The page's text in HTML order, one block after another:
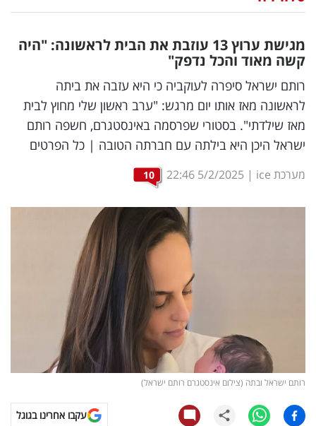
דיגיטל
וטק
שיווק
ופרסום
משפט
מדדים
קריפטו
ויראלי
טלוויזיה
מגישת ערוץ 13 עוזבת את הבית לראשונה: "היה
קשה מאוד והכל נדפק"
רותם ישראל סיפרה לעוקביה כי היא עזבה את ביתה
לראשונה מאז אותו יום מרגש: "ערב ראשון שלי מחוץ לבית
מאז שילדתי". בסטורי שפרסמה באינסטגרם, חשפה רותם
ישראל היכן היא בילתה עם חברתה הטובה | כל הפרטים
מערכת ice |
5/2/2025
22:46
10
רותם ישראל ובתה (צילום אינסטגרם רותם ישראל)
עקבו אחרינו בגוגל